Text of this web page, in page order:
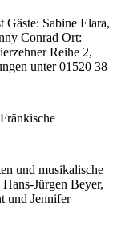
Gäste: Sabine Elara,
Conrad Ort:
Reihe 2,
unter 01520 38
und musikalische
Jürgen Beyer,
und Jennifer